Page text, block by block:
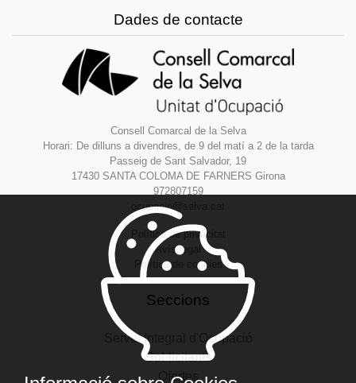
Dades de contacte
Consell Comarcal de la Selva
Horari: De dilluns a divendres, de 9 del matí a 2 de la tarda
Passeig de Sant Salvador, 19
17430 SANTA COLOMA DE FARNERS Girona
972807159
ocupacio@selva.cat
Política de privacitat
Avís legal
Política de cookies
Seccions
Servei Integral d'Ocupació
Sol·licitants
Ofertes